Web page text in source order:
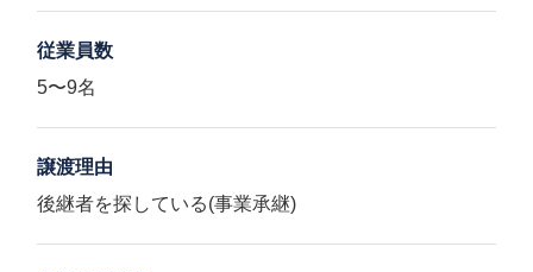
従業員数
5〜9名
譲渡理由
後継者を探している(事業承継)